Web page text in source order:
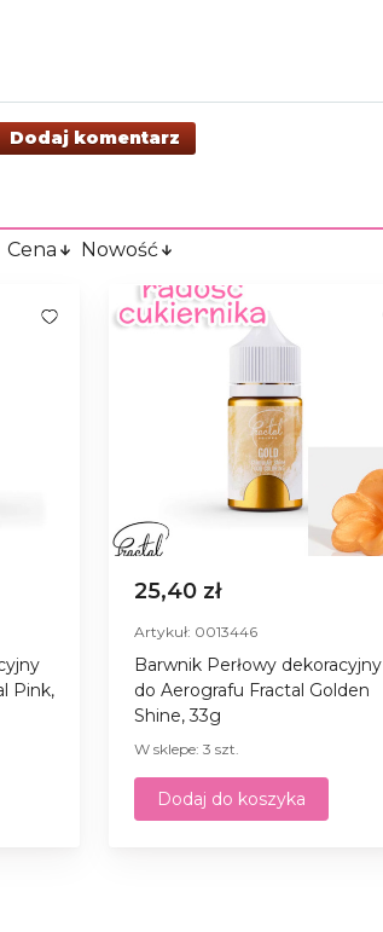
Dodaj komentarz
Cena Nowość
Pink,
25,40 zł
Artykuł: 0013446
Barwnik Perłowy dekoracyjny
do Aerografu Fractal Golden
Shine, 33g
W sklepe: 3 szt.
Dodaj do koszyka